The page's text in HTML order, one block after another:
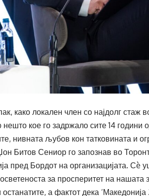
како локален член со најдолг стаж
нешто кое го задржало сите 14
нивната љубов кон татковината и
Битов Сениор го запознав во
пред Бордот на организацијата.
за просперитет на
а фактот дека